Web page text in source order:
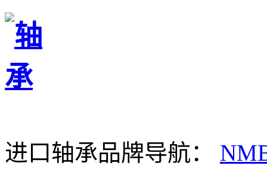
进口轴承品牌导航：